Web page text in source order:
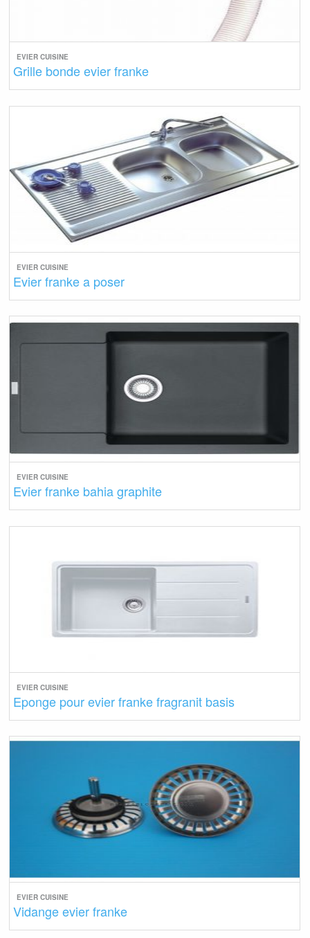
EVIER CUISINE
Grille bonde evier franke
EVIER CUISINE
Evier franke a poser
EVIER CUISINE
Evier franke bahia graphite
EVIER CUISINE
Eponge pour evier franke fragranit basis
EVIER CUISINE
Vidange evier franke